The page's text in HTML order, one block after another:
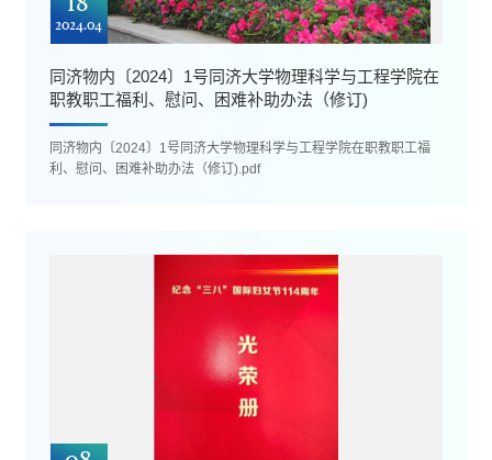
2024.04
同济物内〔2024〕1号同济大学物理科学与工程学院在
职教职工福利、慰问、困难补助办法（修订)
同济物内〔2024〕1号同济大学物理科学与工程学院在职教职工福
利、慰问、困难补助办法（修订).pdf